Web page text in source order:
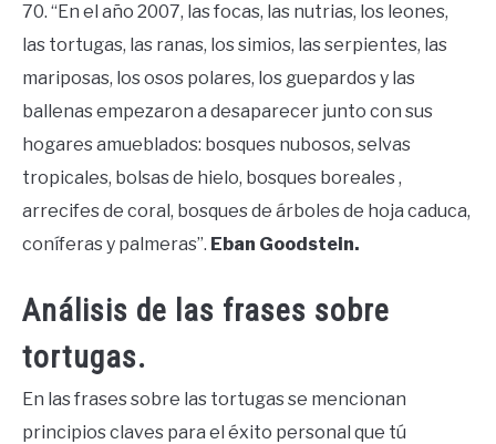
70. “En el año 2007, las focas, las nutrias, los leones,
las tortugas, las ranas, los simios, las serpientes, las
mariposas, los osos polares, los guepardos y las
ballenas empezaron a desaparecer junto con sus
hogares amueblados: bosques nubosos, selvas
tropicales, bolsas de hielo, bosques boreales ,
arrecifes de coral, bosques de árboles de hoja caduca,
coníferas y palmeras”. Eban Goodstein.
Análisis de las frases sobre
tortugas.
En las frases sobre las tortugas se mencionan
principios claves para el éxito personal que tú